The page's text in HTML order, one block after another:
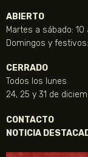
ABIERTO
Martes a sábado: 10
Domingos y festivos:
CERRADO
Todos los lunes
24, 25 y 31 de
CONTACTO
NOTICIA